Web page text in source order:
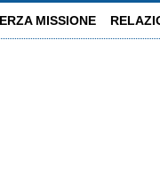
MISSIONE